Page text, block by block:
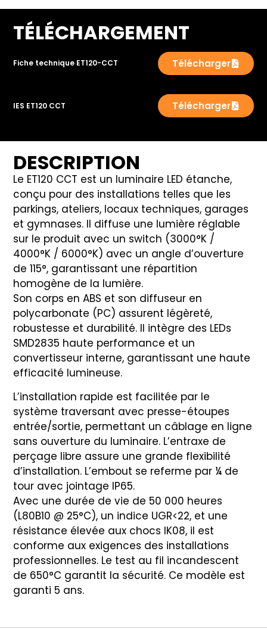
TÉLÉCHARGEMENT
Fiche technique ET120-CCT Télécharger
IES ET120 CCT Télécharger
DESCRIPTION
Le ET120 CCT est un luminaire LED étanche,
conçu pour des installations telles que les
parkings, ateliers, locaux techniques, garages
et gymnases. Il diffuse une lumière réglable
sur le produit avec un switch (3000°K /
4000°K / 6000°K) avec un angle d’ouverture
de 115°, garantissant une répartition
homogène de la lumière.
Son corps en ABS et son diffuseur en
polycarbonate (PC) assurent légèreté,
robustesse et durabilité. Il intègre des LEDs
SMD2835 haute performance et un
convertisseur interne, garantissant une haute
efficacité lumineuse.
L’installation rapide est facilitée par le
système traversant avec presse-étoupes
entrée/sortie, permettant un câblage en ligne
sans ouverture du luminaire. L’entraxe de
perçage libre assure une grande flexibilité
d’installation. L’embout se referme par ¼ de
tour avec jointage IP65.
Avec une durée de vie de 50 000 heures
(L80B10 @ 25°C), un indice UGR<22, et une
résistance élevée aux chocs IK08, il est
conforme aux exigences des installations
professionnelles. Le test au fil incandescent
de 650°C garantit la sécurité. Ce modèle est
garanti 5 ans.